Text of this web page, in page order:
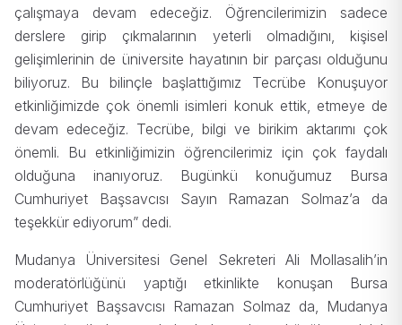
çalışmaya devam edeceğiz. Öğrencilerimizin sadece
derslere girip çıkmalarının yeterli olmadığını, kişisel
gelişimlerinin de üniversite hayatının bir parçası olduğunu
biliyoruz. Bu bilinçle başlattığımız Tecrübe Konuşuyor
etkinliğimizde çok önemli isimleri konuk ettik, etmeye de
devam edeceğiz. Tecrübe, bilgi ve birikim aktarımı çok
önemli. Bu etkinliğimizin öğrencilerimiz için çok faydalı
olduğuna inanıyoruz. Bugünkü konuğumuz Bursa
Cumhuriyet Başsavcısı Sayın Ramazan Solmaz’a da
teşekkür ediyorum” dedi.
Mudanya Üniversitesi Genel Sekreteri Ali Mollasalih’in
moderatörlüğünü yaptığı etkinlikte konuşan Bursa
Cumhuriyet Başsavcısı Ramazan Solmaz da, Mudanya